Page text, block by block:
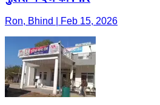
Ron, Bhind | Feb 15, 2026